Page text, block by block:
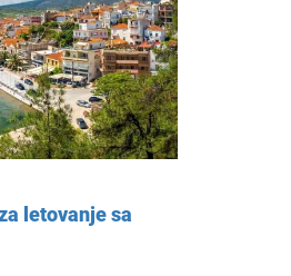
letovanje sa